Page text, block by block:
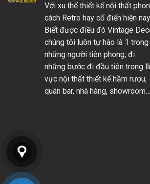
Với xu thế thiết kế nội thất
cách Retro hay cổ điển hiện
Biết được điều đó Vintage
chúng tôi luôn tự hào là 1 trong
những người tiên phong, đi
những bước đi đầu tiên trong
vực nội thất thiết kế hầm rượu,
quán bar, nhà hàng, showroom…